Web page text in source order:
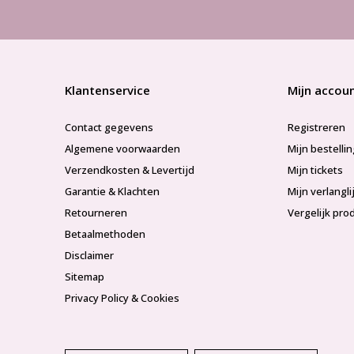
Klantenservice
Contact gegevens
Algemene voorwaarden
Verzendkosten & Levertijd
Garantie & Klachten
Retourneren
Betaalmethoden
Disclaimer
Sitemap
Privacy Policy & Cookies
Mijn
Registreren
Mijn
Mijn tickets
Mijn
Vergelijk